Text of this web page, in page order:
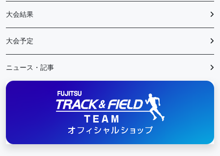
大会結果
大会予定
ニュース・記事